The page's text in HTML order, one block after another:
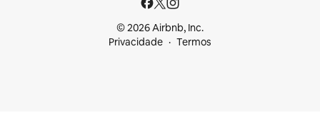
© 2026 Airbnb, Inc.
Privacidade
Termos